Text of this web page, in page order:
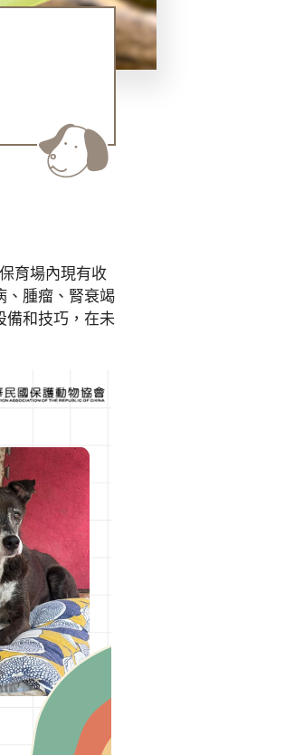
育場內現有收
、腫瘤、腎衰竭
備和技巧，在未